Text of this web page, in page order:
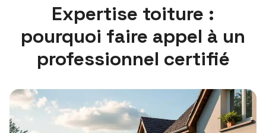
Expertise toiture :
pourquoi faire appel à un
professionnel certifié